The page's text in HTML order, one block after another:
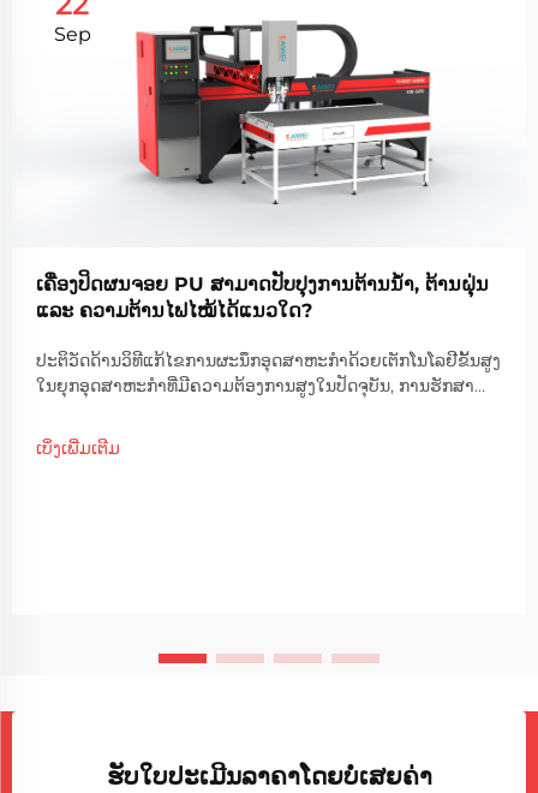
Sep
ເຄື່ອງປິດຜນຈອຍ PU ສາມາດປັບປຸງການຕ້ານນ້ຳ, ຕ້ານຝຸ່ນ
ແລະ ຄວາມຕ້ານໄຟໄໝ້ໄດ້ແນວໃດ?
ປະຕິວັດດ້ານວິທີແກ້ໄຂການຜະນຶກອຸດສາຫະກໍາດ້ວຍເຕັກໂນໂລຢີຂັ້ນສູງ
ໃນຍຸກອຸດສາຫະກໍາທີ່ມີຄວາມຕ້ອງການສູງໃນປັດຈຸບັນ, ການຮັກສາ
ໄດ້ກາຍເປັນສິ່ງສໍາຄັນຫຼາຍຂຶ້ນ. ເຄື່ອງຜະລິດຊິລິໂຄນ PU...
ເບິ່ງເພີ່ມເຕີມ
ຮັບໃບປະເມີນລາຄາໂດຍບໍ່ເສຍຄ່າ